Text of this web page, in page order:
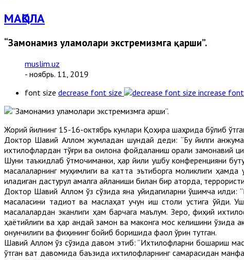
МАҚОЛА
“Замонамиз уламолари экстремизмга қарши”.
muslim.uz
- ноябрь. 11, 2019
font size decrease font size increase
Жорий йилнинг 15-16-октябрь кунлари Қоҳира шаҳрида бўлиб
Доктор Шавқий Аллом жумладан шундай деди: “Бу йилги
ихтилофлардан тўғри ва оқилона фойдаланиш орқали замонавий
Шуни таъкидлаб ўтмоқчиманки, ҳар йили ушбу конференцияни
масалаларнинг муҳимлиги ва катта эътиборга моликлиги
қиладиган дастурул амалга айланиши билан бир қаторда,
Доктор Шавқий Аллом ўз сўзида яна қуйидагиларни қўшимча
масаласини тадқиқот ва маслаҳат учун иш столи устига
масалалардан эканлиги ҳам барчага маълум. Зеро, фиқҳий
ҳаётийлиги ва ҳар қандай замон ва маконга мос келишини ўзида
қонунчилиги ва фиқҳининг бойиб боришида фаол ўрин тутган.
Шавқий Аллом ўз сўзида давом этиб: “Ихтилофларни бошқариш
ўтган вақт давомида баъзида ихтилофларнинг самарасидан